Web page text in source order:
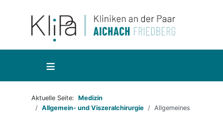
≡
Aktuelle Seite: Medizin
Allgemein- und Viszeralchirurgie
Allgemeines